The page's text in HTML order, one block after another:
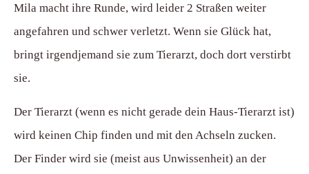
Mila macht ihre Runde, wird leider 2 Straßen weiter
angefahren und schwer verletzt. Wenn sie Glück hat,
bringt irgendjemand sie zum Tierarzt, doch dort verstirbt
sie.
Der Tierarzt (wenn es nicht gerade dein Haus-Tierarzt ist)
wird keinen Chip finden und mit den Achseln zucken.
Der Finder wird sie (meist aus Unwissenheit) an der